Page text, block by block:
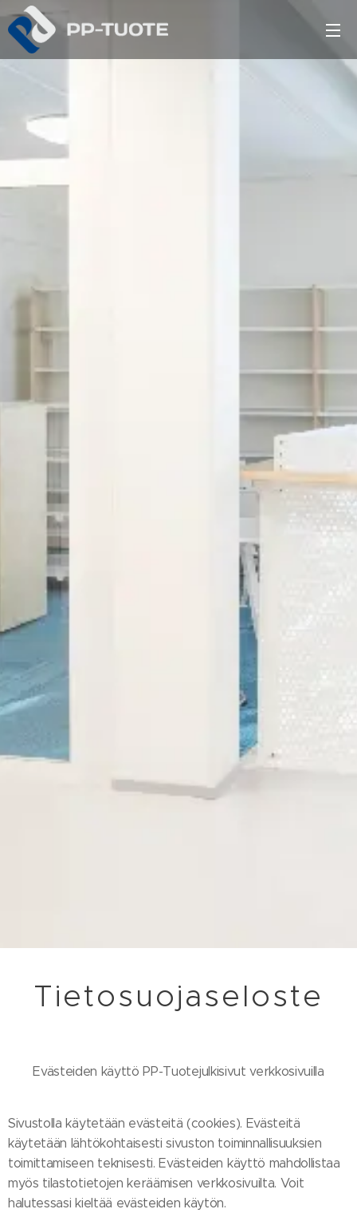
Tietosuojaseloste
Evästeiden käyttö PP-Tuotejulkisivut verkkosivuilla
Sivustolla käytetään evästeitä (cookies). Evästeitä
käytetään lähtökohtaisesti sivuston toiminnallisuuksien
toimittamiseen teknisesti. Evästeiden käyttö mahdollistaa
myös tilastotietojen keräämisen verkkosivuilta. Voit
halutessasi kieltää evästeiden käytön.